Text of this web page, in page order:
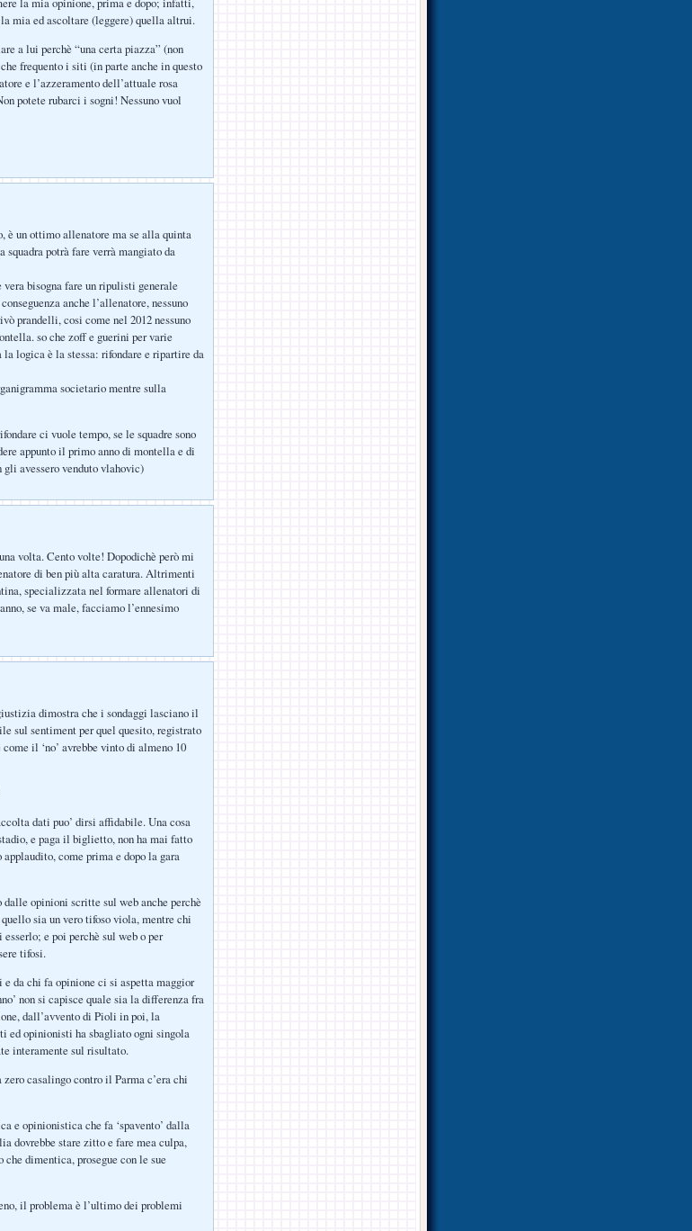
mia ed ascoltare (leggere) quella altrui.
a lui perchè “una certa piazza” (non
frequento i siti (in parte anche in questo
e l’azzeramento dell’attuale rosa
potete rubarci i sogni! Nessuno vuol
è un ottimo allenatore ma se alla quinta
potrà fare verrà mangiato da
bisogna fare un ripulisti generale
anche l’allenatore, nessuno
prandelli, cosi come nel 2012 nessuno
so che zoff e guerini per varie
logica è la stessa: rifondare e ripartire da
societario mentre sulla
ci vuole tempo, se le squadre sono
appunto il primo anno di montella e di
avessero venduto vlahovic)
volta. Cento volte! Dopodichè però mi
di ben più alta caratura. Altrimenti
specializzata nel formare allenatori di
se va male, facciamo l’ennesimo
dimostra che i sondaggi lasciano il
sul sentiment per quel quesito, registrato
il ‘no’ avrebbe vinto di almeno 10
dati puo’ dirsi affidabile. Una cosa
e paga il biglietto, non ha mai fatto
come prima e dopo la gara
opinioni scritte sul web anche perchè
sia un vero tifoso viola, mentre chi
e poi perchè sul web o per
tifosi.
e da chi fa opinione ci si aspetta maggior
non si capisce quale sia la differenza fra
dall’avvento di Pioli in poi, la
ed opinionisti ha sbagliato ogni singola
interamente sul risultato.
casalingo contro il Parma c’era chi
e opinionistica che fa ‘spavento’ dalla
dovrebbe stare zitto e fare mea culpa,
dimentica, prosegue con le sue
il problema è l’ultimo dei problemi